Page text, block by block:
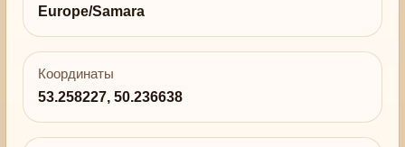
Europe/Samara
Координаты
53.258227, 50.236638